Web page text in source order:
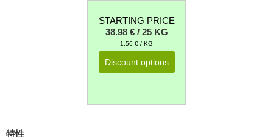
STARTING PRICE
38.98 € / 25 KG
1.56 € / KG
Discount options
特性